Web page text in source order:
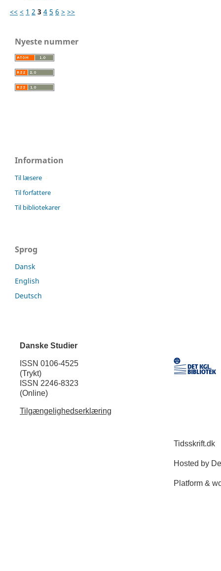
<< < 1 2 3 4 5 6 > >>
Nyeste nummer
Information
Til læsere
Til forfattere
Til bibliotekarer
Sprog
Dansk
English
Deutsch
Danske Studier
ISSN 0106-4525
(Trykt)
ISSN 2246-8323
(Online)
Tilgængelighedserklæring